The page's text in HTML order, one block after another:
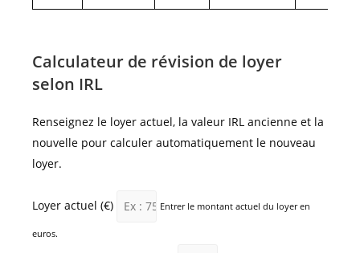
Calculateur de révision de loyer
selon IRL
Renseignez le loyer actuel, la valeur IRL ancienne et la
nouvelle pour calculer automatiquement le nouveau
loyer.
Loyer actuel (€) Entrer le montant actuel du loyer en
euros.